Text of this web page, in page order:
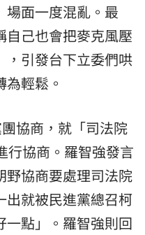
場面一度混亂。最
自己也會把麥克風壓
，引發台下立委們哄
輕鬆。
協商，就「司法院
行協商。羅智強發言
野協商要處理司法院
出就被民進黨總召柯
一點」。羅智強則回